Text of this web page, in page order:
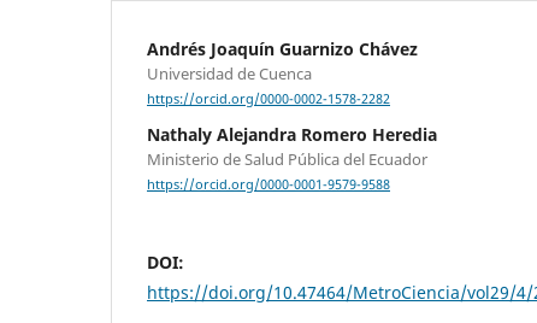
Andrés Joaquín Guarnizo Chávez
Universidad de Cuenca
https://orcid.org/0000-0002-1578-2282
Nathaly Alejandra Romero Heredia
Ministerio de Salud Pública del Ecuador
https://orcid.org/0000-0001-9579-9588
DOI:
https://doi.org/10.47464/MetroCiencia/vol29/4/